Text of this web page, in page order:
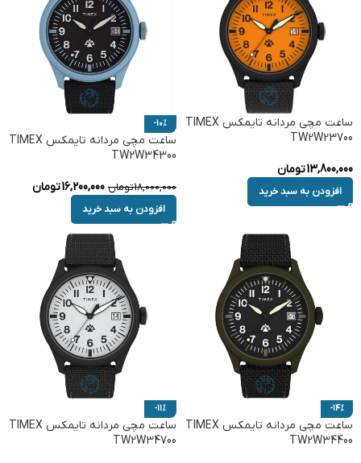
ساعت مچی مردانه تایمکس TIMEX
TW2W23700
13,800,000تومان
افزودن به سبد خرید
-10%
ساعت مچی مردانه تایمکس TIMEX
TW2W34300
18,000,000تومان 16,200,000تومان
افزودن به سبد خرید
-14%
ساعت مچی مردانه تایمکس TIMEX
TW2W34400
-11%
ساعت مچی مردانه تایمکس TIMEX
TW2W34700